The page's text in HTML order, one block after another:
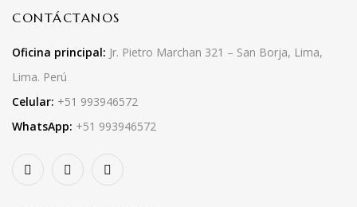
CONTÁCTANOS
Oficina principal: Jr. Pietro Marchan 321 – San Borja, Lima,
Lima. Perú
Celular: +51 993946572
WhatsApp: +51 993946572